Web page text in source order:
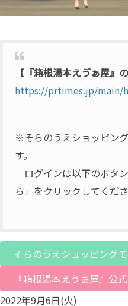
【『箱根湯本えゔぁ屋』
https://prtimes.jp/main/
※そらのうえショッピン
す。
ログインは以下のボタ
ら」をクリックしてくださ
そらのうえショッピング
『箱根湯本えゔぁ屋』公
2022年9月6日(火)